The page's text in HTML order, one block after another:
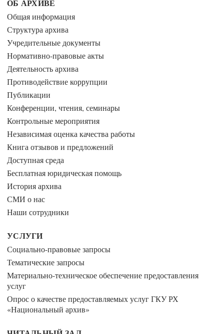
ОБ АРХИВЕ
Общая информация
Структура архива
Учредительные документы
Нормативно-правовые акты
Деятельность архива
Противодействие коррупции
Публикации
Конференции, чтения, семинары
Контрольные мероприятия
Независимая оценка качества работы
Книга отзывов и предложений
Доступная среда
Бесплатная юридическая помощь
История архива
СМИ о нас
Наши сотрудники
УСЛУГИ
Социально-правовые запросы
Тематические запросы
Материально-техническое обеспечение предоставления
услуг
Опрос о качестве предоставляемых услуг ГКУ РХ
«Национальный архив»